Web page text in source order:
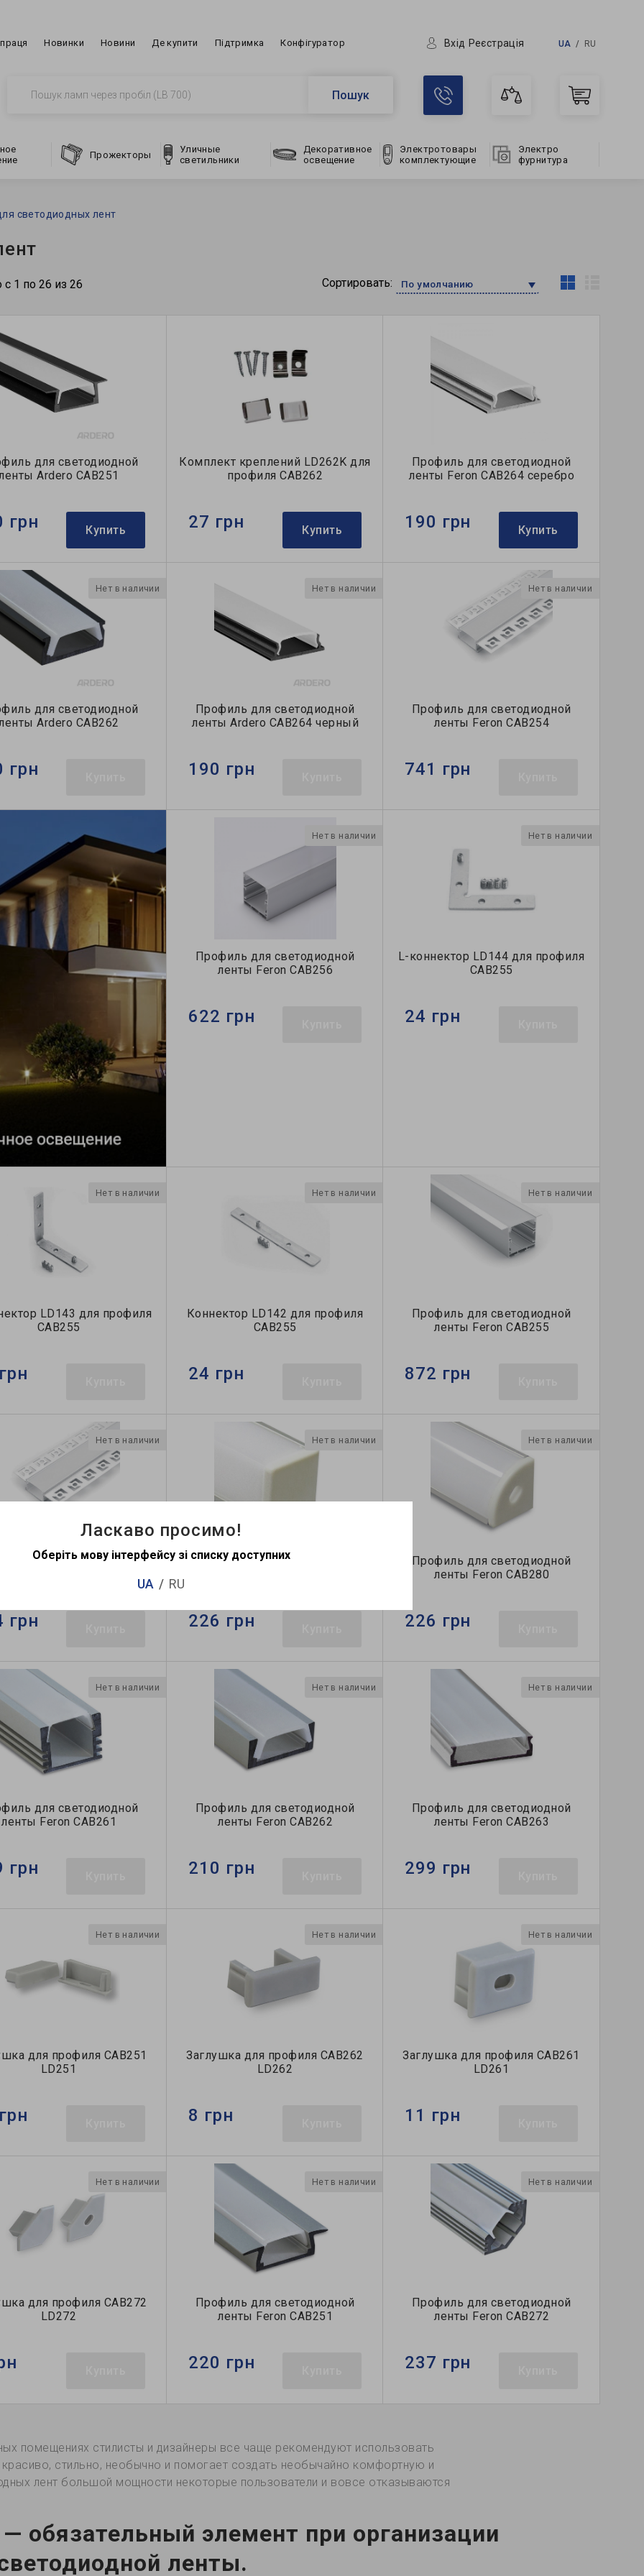
Новинки Новини Де купити Підтримка Конфігуратор Вхід Реєстрація UA RU
Пошук
Прожекторы
Уличные
светильники
Декоративное
освещение
Электротовары
комплектующие
Электро
фурнитура
светодиодных лент
с 1 по 26 из 26 Сортировать: По умолчанию
для светодиодной
Ardero CAB251
грн Купить
Комплект креплений LD262K для
профиля СAB262
27 грн Купить
Профиль для светодиодной
ленты Feron CAB264 серебро
190 грн Купить
Нет в наличии
для светодиодной
Ardero CAB262
грн
Нет в наличии
Профиль для светодиодной
ленты Ardero CAB264 черный
190 грн
Нет в наличии
Профиль для светодиодной
ленты Feron CAB254
741 грн
Нет в наличии
Профиль для светодиодной
ленты Feron CAB256
622 грн
Нет в наличии
L-коннектор LD144 для профиля
САВ255
24 грн
Нет в наличии
LD143 для профиля
САВ255
Нет в наличии
Коннектор LD142 для профиля
САВ255
24 грн
Нет в наличии
Профиль для светодиодной
ленты Feron CAB255
872 грн
Нет в наличии
для светодиодной
грн
Нет в наличии
Профиль для светодиодной
226 грн
Нет в наличии
Профиль для светодиодной
ленты Feron CAB280
226 грн
Нет в наличии
для светодиодной
ленты Feron CAB261
грн
Нет в наличии
Профиль для светодиодной
ленты Feron CAB262
210 грн
Нет в наличии
Профиль для светодиодной
ленты Feron CAB263
299 грн
Нет в наличии
для профиля САВ251
LD251
Нет в наличии
Заглушка для профиля САВ262
LD262
8 грн
Нет в наличии
Заглушка для профиля САВ261
LD261
11 грн
Нет в наличии
для профиля САВ272
LD272
Нет в наличии
Профиль для светодиодной
ленты Feron CAB251
220 грн
Нет в наличии
Профиль для светодиодной
ленты Feron CAB272
237 грн
помещениях стилисты и дизайнеры все чаще рекомендуют использовать
стильно, необычно и помогает создать необычайно комфортную и
лент большой мощности некоторые пользователи и вовсе отказываются
элемент при организации
ленты.
Ласкаво просимо!
Оберіть мову інтерфейсу зі списку доступних
UA RU